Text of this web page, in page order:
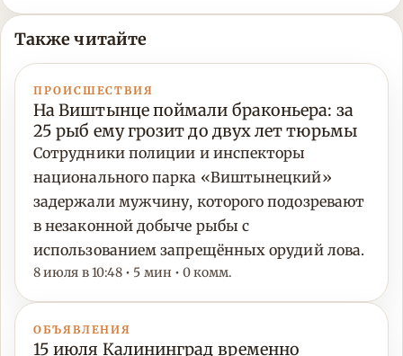
Также читайте
ПРОИСШЕСТВИЯ
На Виштынце поймали браконьера: за
25 рыб ему грозит до двух лет тюрьмы
Сотрудники полиции и инспекторы
национального парка «Виштынецкий»
задержали мужчину, которого подозревают
в незаконной добыче рыбы с
использованием запрещённых орудий лова.
8 июля в 10:48 • 5 мин • 0 комм.
ОБЪЯВЛЕНИЯ
15 июля Калининград временно